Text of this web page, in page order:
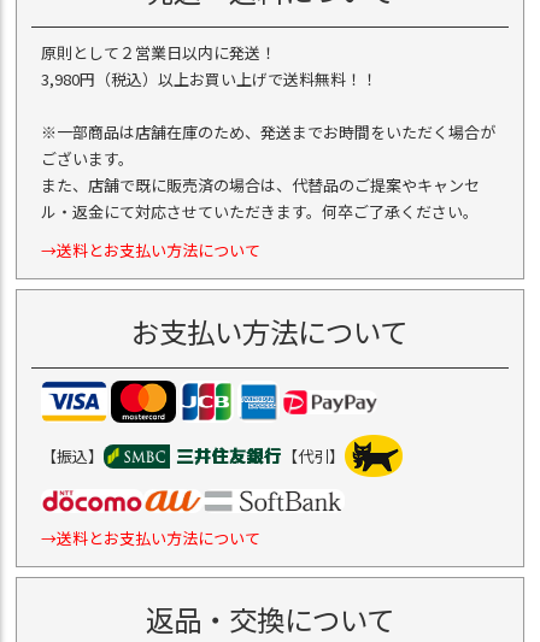
原則として２営業日以内に発送！
3,980円（税込）以上お買い上げで送料無料！！
※一部商品は店舗在庫のため、発送までお時間をいただく場合が
ございます。
また、店舗で既に販売済の場合は、代替品のご提案やキャンセ
ル・返金にて対応させていただきます。何卒ご了承ください。
→送料とお支払い方法について
お支払い方法について
【振込】 【代引】
→送料とお支払い方法について
返品・交換について